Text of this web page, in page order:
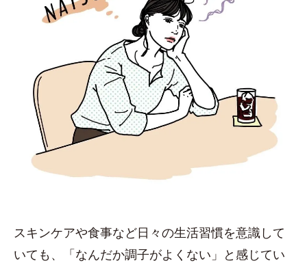
スキンケアや食事など日々の生活習慣を意識して
いても、「なんだか調子がよくない」と感じてい